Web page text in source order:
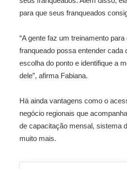
para que seus franqueados
“A gente faz um treinamento para
franqueado possa entender cada
escolha do ponto e identifique a
dele”, afirma Fabiana.
Há ainda vantagens como o
negócio regionais que
de capacitação mensal, sistema
muito mais.